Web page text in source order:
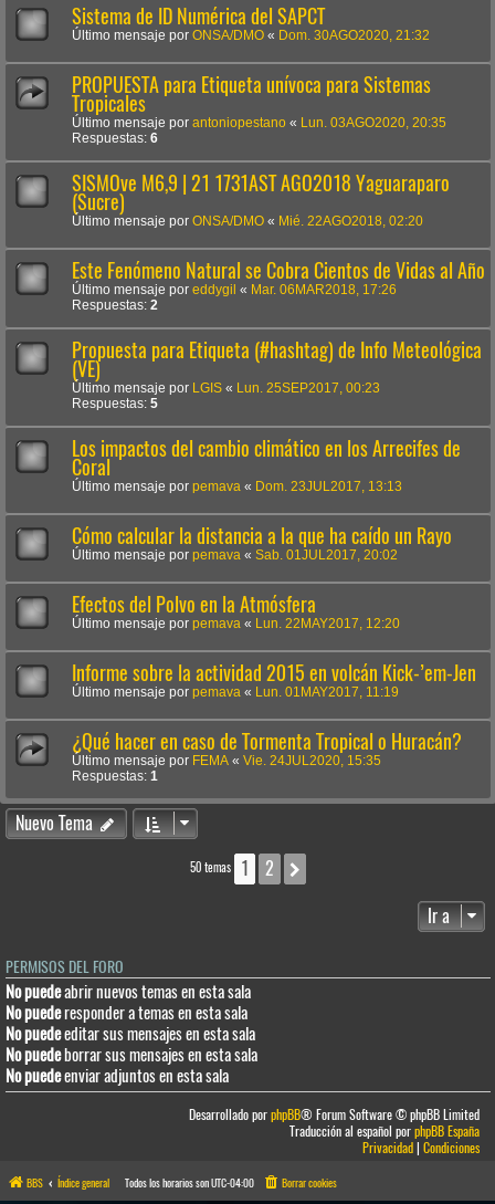
Sistema de ID Numérica del SAPCT
Último mensaje por ONSA/DMO « Dom. 30AGO2020, 21:32
PROPUESTA para Etiqueta unívoca para Sistemas
Tropicales
Último mensaje por antoniopestano «
Lun. 03AGO2020, 20:35
Respuestas: 6
SISMOve M6,9 | 21 1731AST AGO2018 Yaguaraparo
(Sucre)
Último mensaje por ONSA/DMO « Mié. 22AGO2018, 02:20
Este Fenómeno Natural se Cobra Cientos de Vidas al Año
Último mensaje por eddygil « Mar. 06MAR2018, 17:26
Respuestas: 2
Propuesta para Etiqueta (#hashtag) de Info Meteológica
(VE)
Último mensaje por LGIS «
Lun. 25SEP2017, 00:23
Respuestas: 5
Los impactos del cambio climático en los Arrecifes de
Coral
Último mensaje por pemava « Dom. 23JUL2017, 13:13
Cómo calcular la distancia a la que ha caído un Rayo
Último mensaje por pemava « Sab. 01JUL2017, 20:02
Efectos del Polvo en la Atmósfera
Último mensaje por pemava « Lun. 22MAY2017, 12:20
Informe sobre la actividad 2015 en volcán Kick-’em-Jen
Último mensaje por pemava « Lun. 01MAY2017, 11:19
¿Qué hacer en caso de Tormenta Tropical o Huracán?
Último mensaje por FEMA « Vie. 24JUL2020, 15:35
Respuestas: 1
Nuevo Tema
50 temas 1 2
Ir a
PERMISOS DEL FORO
No puedeabrir nuevos temas en esta sala
No puederesponder a temas en esta sala
No puedeeditar sus mensajes en esta sala
No puedeborrar sus mensajes en esta sala
No puedeenviar adjuntos en esta sala
Desarrollado porphpBB® Forum Software © phpBB Limited
Traducción al español porphpBB España
Privacidad|Condiciones
BBS Índice general Todos los horarios sonUTC-04:00 Borrar cookies